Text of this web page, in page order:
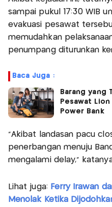
sampai pukul 17:30 WIB
evakuasi pesawat
memudahkan
penumpang diturunkan
Baca Juga :
Barang yang
Pesawat
Power Bank
"Akibat landasan pacu
penerbangan menuju
mengalami delay,"
Lihat juga: Ferry Irawan
Menolak Ketika